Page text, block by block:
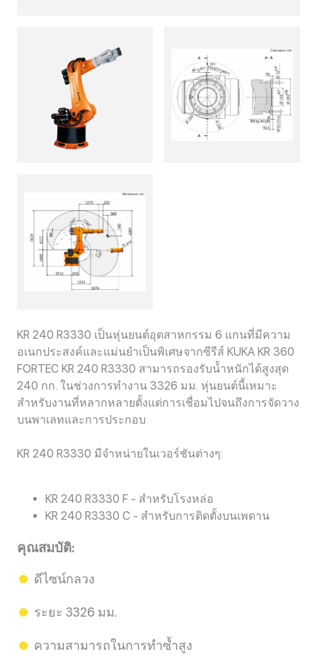
KR 240 R3330 เป็นหุ่นยนต์อุตสาหกรรม 6 แกนที่มีความ
อเนกประสงค์และแม่นยำเป็นพิเศษจากซีรีส์ KUKA KR 360
FORTEC KR 240 R3330 สามารถรองรับน้ำหนักได้สูงสุด
240 กก. ในช่วงการทำงาน 3326 มม. หุ่นยนต์นี้เหมาะ
สำหรับงานที่หลากหลายตั้งแต่การเชื่อมไปจนถึงการจัดวาง
บนพาเลทและการประกอบ
KR 240 R3330 มีจำหน่ายในเวอร์ชันต่างๆ:
KR 240 R3330 F - สำหรับโรงหล่อ
KR 240 R3330 C - สำหรับการติดตั้งบนเพดาน
คุณสมบัติ:
ดีไซน์กลวง
ระยะ 3326 มม.
ความสามารถในการทำซ้ำสูง